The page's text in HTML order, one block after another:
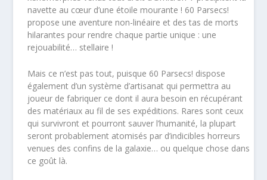
navette au cœur d’une étoile mourante ! 60 Parsecs!
propose une aventure non-linéaire et des tas de morts
hilarantes pour rendre chaque partie unique : une
rejouabilité… stellaire !
Mais ce n’est pas tout, puisque 60 Parsecs! dispose
également d’un système d’artisanat qui permettra au
joueur de fabriquer ce dont il aura besoin en récupérant
des matériaux au fil de ses expéditions. Rares sont ceux
qui survivront et pourront sauver l’humanité, la plupart
seront probablement atomisés par d’indicibles horreurs
venues des confins de la galaxie… ou quelque chose dans
ce goût là.